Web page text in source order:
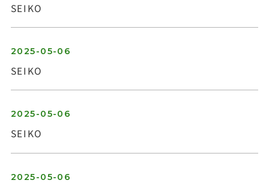
SEIKO
2025-05-06
SEIKO
2025-05-06
SEIKO
2025-05-06